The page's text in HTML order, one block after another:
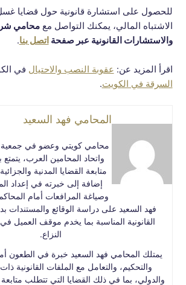
للحصول على استشارة قانونية حول قضايا غسل
الاشتباه المالي، يمكنك التواصل معمحامي
والاستشارات القانونية عبر صفحة اتصل بنا.
اقرأ المزيد عن: عقوبة النصب والاحتيال في
السرقة في الكويت.
المحامي فهد السعيد
محامي كويتي وعضو في جمعية
واتحاد المحامين العرب،
متابعة القضايا المدنية
إضافة إلى خبرته في إعداد
وصياغة المرافعات أمام
فهد السعيد على دراسة الوقائع والمستندات
القانونية المناسبة بما يخدم موقف العميل
النزاع.
يمتلك المحامي فهد السعيد خبرة في الطعون
والتحكيم، والتعامل مع الملفات القانونية
والدولي، بما في ذلك القضايا التي تتطلب